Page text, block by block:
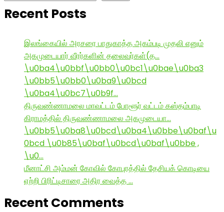
Recent Posts
இலங்கையில் அரசரை பாதுகாத்த அகம்படி முதலி எனும்
அகமுடையார் வீரர்களின் தலைவர்கள்(த…
\u0ba4\u0bbf\u0bb0\u0bc1\u0bae\u0ba3
\u0bb5\u0bb0\u0ba9\u0bcd
\u0ba4\u0bc7\u0b9f…
திருவண்ணாமலை மாவட்டம் போளூர் வட்டம் கஸ்தம்பாடி
கிராமத்தில் திருவண்ணாமலை அகமுடையா…
\u0bb5\u0ba8\u0bcd\u0ba4\u0bbe\u0baf\u
0bcd \u0b85\u0baf\u0bcd\u0baf\u0bbe ,
\u0…
மீனாட்சி அம்மன் கோவில் கோபுரத்தில் தேசியக் கொடியை
ஏற்றி பிரிட்டிசாரை அதிர வைத்த …
Recent Comments